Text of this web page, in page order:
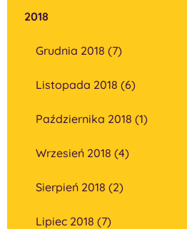
2018
Grudnia 2018 (7)
Listopada 2018 (6)
Października 2018 (1)
Wrzesień 2018 (4)
Sierpień 2018 (2)
Lipiec 2018 (7)